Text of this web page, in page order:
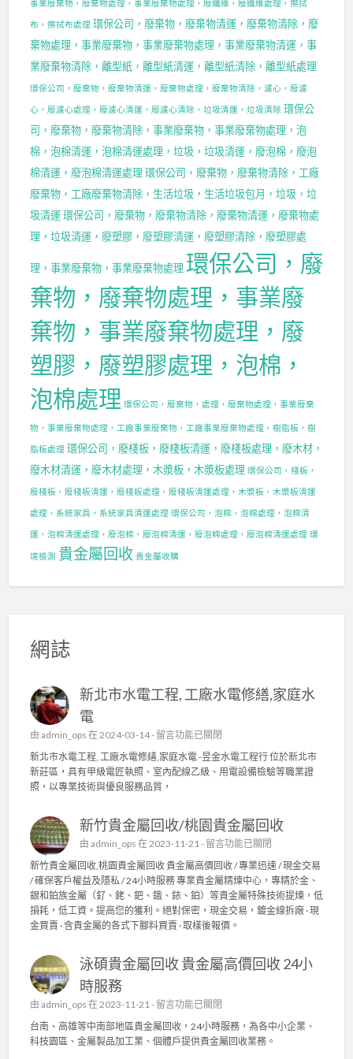
事業廢棄物，廢棄物處理，事業廢棄物處理，廢纖維，廢纖維處理，擦拭
布，擦拭布處理 環保公司，廢棄物，廢棄物清運，廢棄物清除，廢
棄物處理，事業廢棄物，事業廢棄物處理，事業廢棄物清運，事
業廢棄物清除，離型紙，離型紙清運，離型紙清除，離型紙處理
環保公司，廢棄物，廢棄物清運，廢棄物處理，廢棄物清除，濾心，廢濾
心，廢濾心處理，廢濾心清運，廢濾心清除，垃圾清運，垃圾清除 環保公
司，廢棄物，廢棄物清除，事業廢棄物，事業廢棄物處理，泡
棉，泡棉清運，泡棉清運處理，垃圾，垃圾清運，廢泡棉，廢泡
棉清運，廢泡棉清運處理 環保公司，廢棄物，廢棄物清除，工廠
廢棄物，工廠廢棄物清除，生活垃圾，生活垃圾包月，垃圾，垃
圾清運 環保公司，廢棄物，廢棄物清除，廢棄物清運，廢棄物處
理，垃圾清運，廢塑膠，廢塑膠清運，廢塑膠清除，廢塑膠處
理，事業廢棄物，事業廢棄物處理 環保公司，廢
棄物，廢棄物處理，事業廢
棄物，事業廢棄物處理，廢
塑膠，廢塑膠處理，泡棉，
泡棉處理 環保公司，廢棄物，處理，廢棄物處理，事業廢棄
物，事業廢棄物處理，工廠事業廢棄物，工廠事業廢棄物處理，樹脂板，樹
脂板處理 環保公司，廢棧板，廢棧板清運，廢棧板處理，廢木材，
廢木材清運，廢木材處理，木漿板，木漿板處理 環保公司，棧板，
廢棧板，廢棧板清運，廢棧板處理，廢棧板清運處理，木漿板，木漿板清運
處理，系統家具，系統家具清運處理 環保公司，泡棉，泡棉處理，泡棉清
運，泡棉清運處理，廢泡棉，廢泡棉清運，廢泡棉處理，廢泡棉清運處理 環
境檢測 貴金屬回收 貴金屬收購
網誌
新北市水電工程, 工廠水電修繕,家庭水
電
由 admin_ops 在 2024-03-14 - 在
〈
新
北
市
電
工
,
工
廠
水
電
繕
,
庭
水
電
〉
留言功能已關閉
新北市水電工程, 工廠水電修繕,家庭水電 -昱金水電工程行 位於新北市
新莊區，具有甲級電匠執照、室內配線乙級、用電設備檢驗等職業證
照，以專業技術與優良服務品質，
新竹貴金屬回收/桃園貴金屬回收
由admin_ops 在 2023-11-21 - 在
〈
新
竹
貴
金
屬
收
園
貴
金
留言功能已關閉
新竹貴金屬回收,桃園貴金屬回收 貴金屬高價回收 / 專業迅速 / 現金交易
/ 確保客戶權益及隱私 / 24小時服務 專業貴金屬精煉中心，專精於金、
銀和鉑族金屬（釕、銠、鈀、鋨、銥、鉑）等貴金屬特殊技術提煉，低
損耗，低工資。提高您的獲利。絕對保密，現金交易，鍍金線拆廠 · 現
金買賣 · 含貴金屬的各式下腳料買賣 · 取樣後報價。
泳碩貴金屬回收 貴金屬高價回收 24小
時服務
由 admin_ops 在 2023-11-21 - 在
〈
泳
碩
留言功能已關閉
台南、高雄等中南部地區貴金屬回收，24小時服務，為各中小企業、
科技園區、金屬製品加工業、個體戶提供貴金屬回收業務。